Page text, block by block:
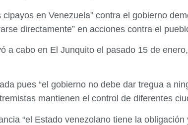
en Venezuela” contra el gobierno
directamente” en acciones contra el
a cabo en El Junquito el pasado 15 de
pues “el gobierno no debe dar tregua a
mantienen el control de diferentes
“el Estado venezolano tiene la